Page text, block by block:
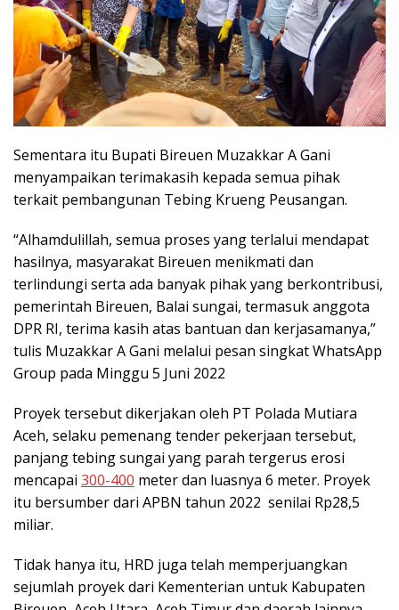
Sementara itu Bupati Bireuen Muzakkar A Gani
menyampaikan terimakasih kepada semua pihak
terkait pembangunan Tebing Krueng Peusangan.
“Alhamdulillah, semua proses yang terlalui mendapat
hasilnya, masyarakat Bireuen menikmati dan
terlindungi serta ada banyak pihak yang berkontribusi,
pemerintah Bireuen, Balai sungai, termasuk anggota
DPR RI, terima kasih atas bantuan dan kerjasamanya,”
tulis Muzakkar A Gani melalui pesan singkat WhatsApp
Group pada Minggu 5 Juni 2022
Proyek tersebut dikerjakan oleh PT Polada Mutiara
Aceh, selaku pemenang tender pekerjaan tersebut,
panjang tebing sungai yang parah tergerus erosi
mencapai 300-400 meter dan luasnya 6 meter. Proyek
itu bersumber dari APBN tahun 2022 senilai Rp28,5
miliar.
Tidak hanya itu, HRD juga telah memperjuangkan
sejumlah proyek dari Kementerian untuk Kabupaten